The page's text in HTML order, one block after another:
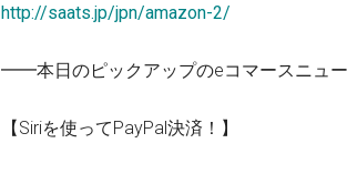
http://saats.jp/jpn/amazon-2/
━━本日のピックアップのeコマ
【Siriを使ってPayPal決済！】